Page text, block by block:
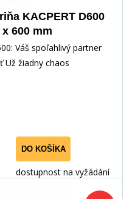
KACPERT D600
600 mm
Váš spoľahlivý partner
Už žiadny chaos
DO KOŠÍKA
dostupnost na vyžádání